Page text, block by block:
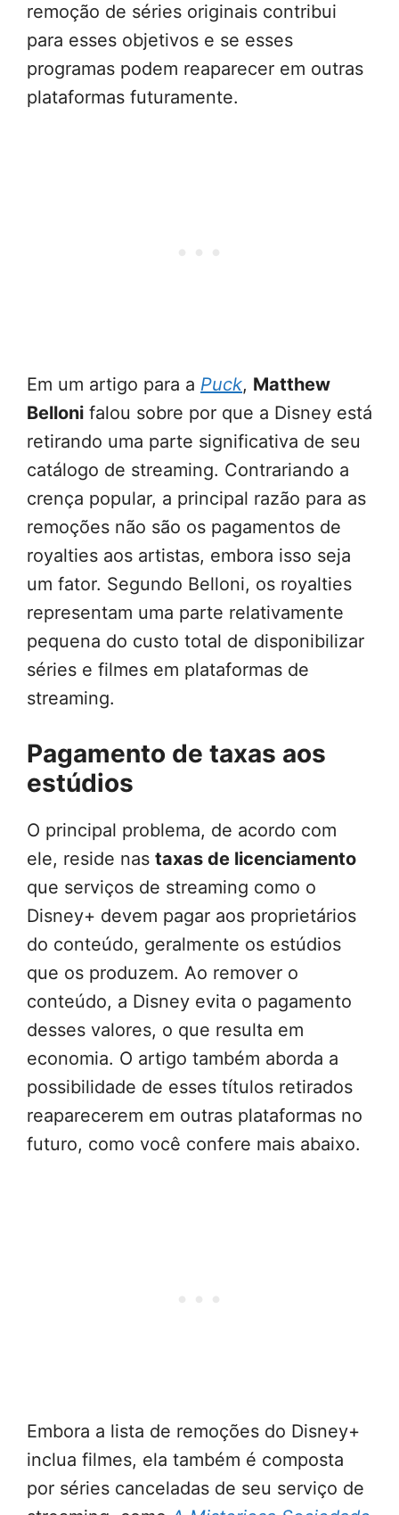
remoção de séries originais contribui
para esses objetivos e se esses
programas podem reaparecer em outras
plataformas futuramente.
Em um artigo para a Puck, Matthew
Belloni falou sobre por que a Disney está
retirando uma parte significativa de seu
catálogo de streaming. Contrariando a
crença popular, a principal razão para as
remoções não são os pagamentos de
royalties aos artistas, embora isso seja
um fator. Segundo Belloni, os royalties
representam uma parte relativamente
pequena do custo total de disponibilizar
séries e filmes em plataformas de
streaming.
Pagamento de taxas aos
estúdios
O principal problema, de acordo com
ele, reside nas taxas de licenciamento
que serviços de streaming como o
Disney+ devem pagar aos proprietários
do conteúdo, geralmente os estúdios
que os produzem. Ao remover o
conteúdo, a Disney evita o pagamento
desses valores, o que resulta em
economia. O artigo também aborda a
possibilidade de esses títulos retirados
reaparecerem em outras plataformas no
futuro, como você confere mais abaixo.
Embora a lista de remoções do Disney+
inclua filmes, ela também é composta
por séries canceladas de seu serviço de